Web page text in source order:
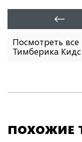
Посмотреть
Тимберика Кидс
ПОХОЖИЕ